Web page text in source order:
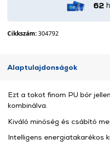
62
Cikkszám:304792
Alaptulajdonságok
Ezt a tokot finom PU bőr
kombinálva.
Kiváló minőség és csábító
Intelligens energiatakarékos